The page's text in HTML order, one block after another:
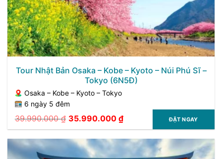
Tour Nhật Bản Osaka – Kobe – Kyoto – Núi Phú Sĩ –
Tokyo (6N5Đ)
Osaka – Kobe – Kyoto – Tokyo
6 ngày 5 đêm
39.990.000₫ Giá
gốc
là:
39.990.000 ₫.
35.990.000 ₫
Giá
hiện
tại
là:
35.990.000 ₫.
ĐẶT NGAY